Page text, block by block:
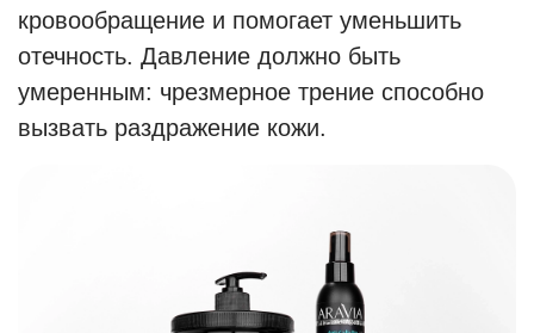
кровообращение и помогает уменьшить
отечность. Давление должно быть
умеренным: чрезмерное трение способно
вызвать раздражение кожи.